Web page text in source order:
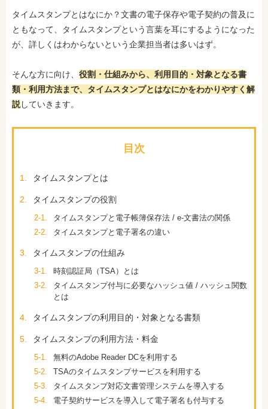
タイムスタンプとはなにか？文書の電子保存や電子契約の普及に
ともなって、タイムスタンプという言葉を耳にするようになった
が、詳しくはわからないという企業担当者は多いはず。
そんな方に向け、 役割・仕組みから、利用目的・対象となる書
類・利用方法まで、タイムスタンプとはなにかをわかりやすく解
説していきます。
目次
1. タイムスタンプとは
2. タイムスタンプの役割
2-1.
タイムスタンプと電子帳簿保存法 / e-文書法の関係
2-2.
タイムスタンプと電子署名の違い
3. タイムスタンプの仕組み
3-1.
時刻認証局（TSA）とは
3-2.
タイムスタンプ付与に必要なハッシュ値 / ハッシュ関数
とは
4. タイムスタンプの利用目的・対象となる書類
5. タイムスタンプの利用方法・料金
5-1.
無料のAdobe Reader DCを利用する
5-2.
TSAのタイムスタンプサービスを利用する
5-3.
タイムスタンプ対応文書管理システムを導入する
5-4.
電子契約サービスを導入して電子署名も付与する